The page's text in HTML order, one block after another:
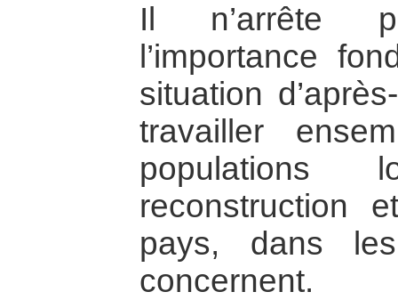
Il n’arrête
l’importance
situation
travailler
reconstruction
pays, dans
concernent.